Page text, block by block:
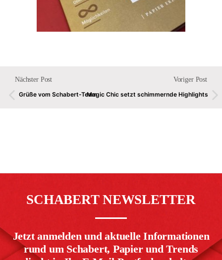
Nächster Post
Voriger Post
Magic Chic setzt schimmernde Highlights
Grüße vom Schabert-Team
SCHABERT NEWSLETTER
Jetzt anmelden und aktuelle Informationen
rund um Schabert, Papier und Trends